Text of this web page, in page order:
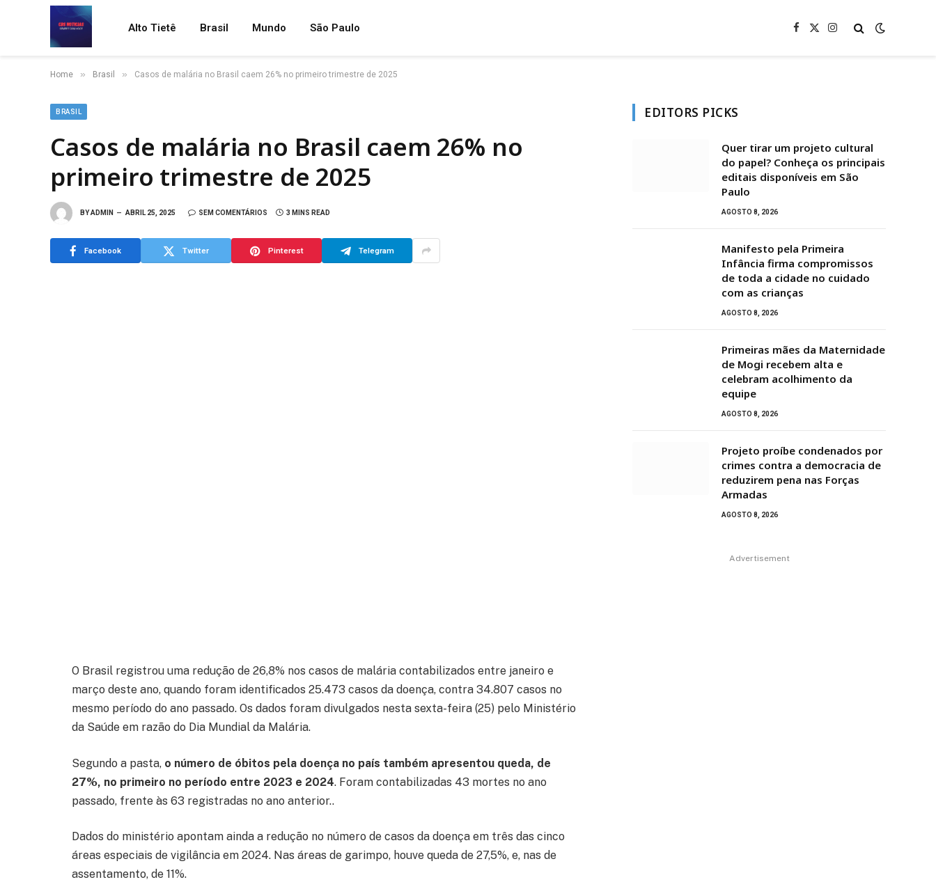
Alto Tietê Brasil Mundo São Paulo Facebook
X
Instagram
Home » Brasil » Casos de malária no Brasil caem 26% no primeiro trimestre de 2025
BRASIL
Casos de malária no Brasil caem 26% no
primeiro trimestre de 2025
BYADMIN ABRIL 25, 2025 SEM COMENTÁRIOS 3 MINS READ
Facebook Twitter Pinterest Telegram
O Brasil registrou uma redução de 26,8% nos casos de malária contabilizados entre janeiro e
março deste ano, quando foram identificados 25.473 casos da doença, contra 34.807 casos no
mesmo período do ano passado. Os dados foram divulgados nesta sexta-feira (25) pelo Ministério
da Saúde em razão do Dia Mundial da Malária.
Segundo a pasta, o número de óbitos pela doença no país também apresentou queda, de
27%, no primeiro no período entre 2023 e 2024. Foram contabilizadas 43 mortes no ano
passado, frente às 63 registradas no ano anterior..
Dados do ministério apontam ainda a redução no número de casos da doença em três das cinco
áreas especiais de vigilância em 2024. Nas áreas de garimpo, houve queda de 27,5%, e, nas de
assentamento, de 11%.
EDITORS PICKS
Quer tirar um projeto cultural
do papel? Conheça os principais
editais disponíveis em São
Paulo
AGOSTO 8, 2026
Manifesto pela Primeira
Infância firma compromissos
de toda a cidade no cuidado
com as crianças
AGOSTO 8, 2026
Primeiras mães da Maternidade
de Mogi recebem alta e
celebram acolhimento da
equipe
AGOSTO 8, 2026
Projeto proíbe condenados por
crimes contra a democracia de
reduzirem pena nas Forças
Armadas
AGOSTO 8, 2026
Advertisement